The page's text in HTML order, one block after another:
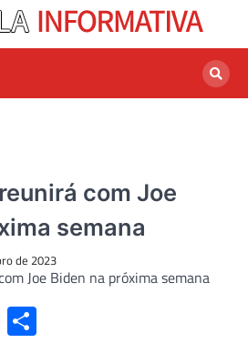
com Joe
semana
de 2023
Facebook